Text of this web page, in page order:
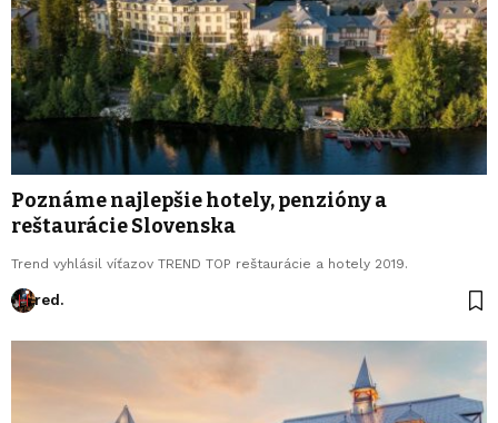
Poznáme najlepšie hotely, penzióny a
reštaurácie Slovenska
Trend vyhlásil víťazov TREND TOP reštaurácie a hotely 2019.
red.